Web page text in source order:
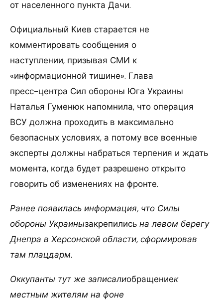
от населенного пункта Дачи.
Официальный Киев старается не
комментировать сообщения о
наступлении, призывая СМИ к
«информационной тишине». Глава
пресс-центра Сил обороны Юга Украины
Наталья Гуменюк напомнила, что операция
ВСУ должна проходить в максимально
безопасных условиях, а потому все военные
эксперты должны набраться терпения и ждать
момента, когда будет разрешено открыто
говорить об изменениях на фронте.
Ранее появилась информация, что Силы
обороны Украинызакрепились на левом берегу
Днепра в Херсонской области, сформировав
там плацдарм.
Оккупанты тут же записалиобращениек
местным жителям на фоне